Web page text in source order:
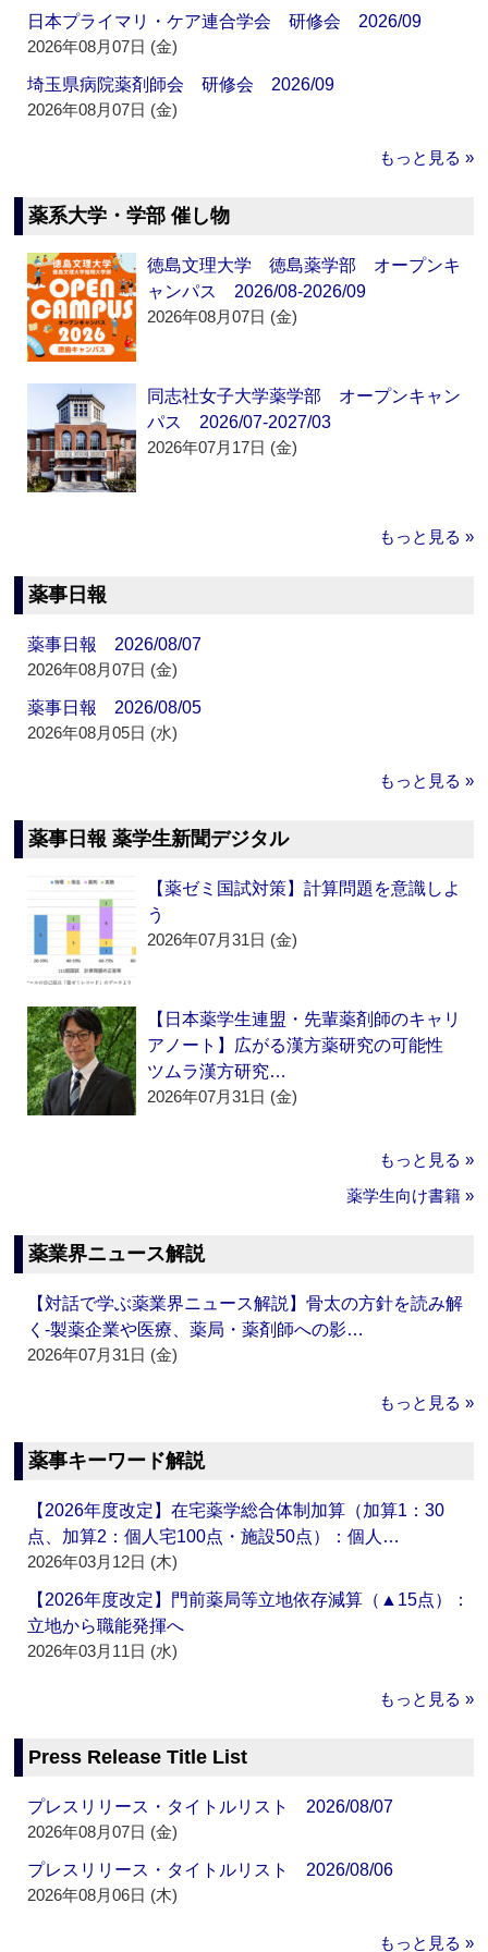
日本プライマリ・ケア連合学会 研修会 2026/09
2026年08月07日 (金)
埼玉県病院薬剤師会 研修会 2026/09
2026年08月07日 (金)
もっと見る »
薬系大学・学部 催し物
徳島文理大学 徳島薬学部 オープンキ
ャンパス 2026/08-2026/09
2026年08月07日 (金)
同志社女子大学薬学部 オープンキャン
パス 2026/07-2027/03
2026年07月17日 (金)
もっと見る »
薬事日報
薬事日報 2026/08/07
2026年08月07日 (金)
薬事日報 2026/08/05
2026年08月05日 (水)
もっと見る »
薬事日報 薬学生新聞デジタル
【薬ゼミ国試対策】計算問題を意識しよ
う
2026年07月31日 (金)
【日本薬学生連盟・先輩薬剤師のキャリ
アノート】広がる漢方薬研究の可能性
ツムラ漢方研究…
2026年07月31日 (金)
もっと見る »
薬学生向け書籍 »
薬業界ニュース解説
【対話で学ぶ薬業界ニュース解説】骨太の方針を読み解
く‐製薬企業や医療、薬局・薬剤師への影…
2026年07月31日 (金)
もっと見る »
薬事キーワード解説
【2026年度改定】在宅薬学総合体制加算（加算1：30
点、加算2：個人宅100点・施設50点）：個人…
2026年03月12日 (木)
【2026年度改定】門前薬局等立地依存減算（▲15点）：
立地から職能発揮へ
2026年03月11日 (水)
もっと見る »
Press Release Title List
プレスリリース・タイトルリスト 2026/08/07
2026年08月07日 (金)
プレスリリース・タイトルリスト 2026/08/06
2026年08月06日 (木)
もっと見る »